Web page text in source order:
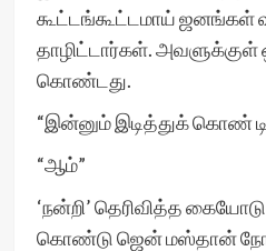
கூட்டங்கூட்டமாய் ஜனங்கள்
தாழிட்டார்கள். அவளுக்குள்
கொண்டது.
“இன்னும் இடித்துக் கொண்
“ஆம்”
‘நன்றி’ தெரிவித்த
கொண்டு ஜென் மஸ்தான்